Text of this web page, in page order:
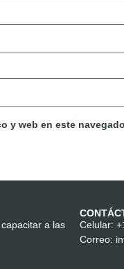
y web en este
a las
Celular:
Correo: